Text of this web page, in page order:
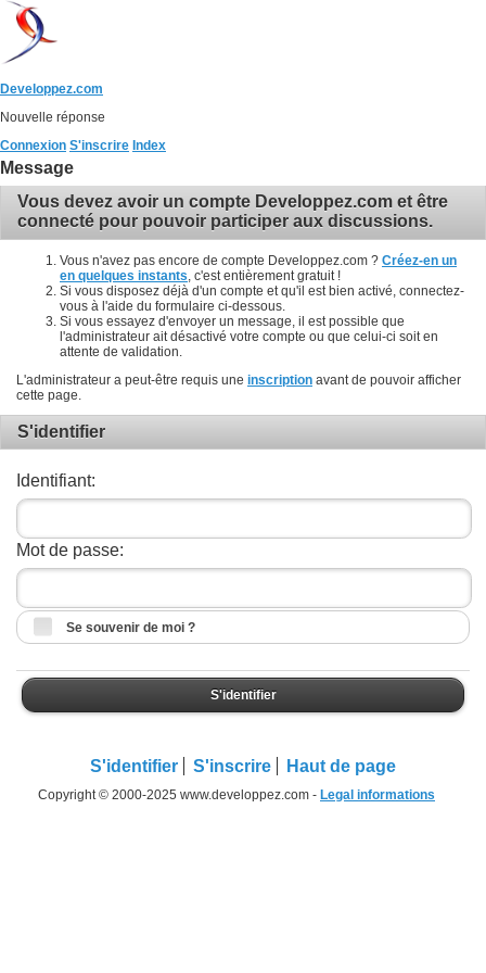
Developpez.com
Nouvelle réponse
Connexion S'inscrire Index
Message
Vous devez avoir un compte Developpez.com et être
connecté pour pouvoir participer aux discussions.
Vous n'avez pas encore de compte Developpez.com ? Créez-en un
en quelques instants , c'est entièrement gratuit !
Si vous disposez déjà d'un compte et qu'il est bien activé, connectez-
vous à l'aide du formulaire ci-dessous.
Si vous essayez d'envoyer un message, il est possible que
l'administrateur ait désactivé votre compte ou que celui-ci soit en
attente de validation.
L'administrateur a peut-être requis une inscription avant de pouvoir afficher
cette page.
S'identifier
Identifiant:
Mot de passe:
Se souvenir de moi ?
S'identifier
S'identifier S'inscrire Haut de page
Copyright © 2000-2025 www.developpez.com - Legal informations